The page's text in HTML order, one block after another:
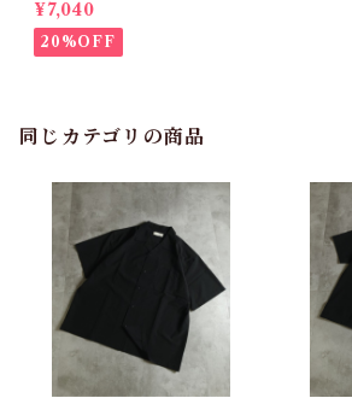
ブラック M2615090
¥7,040
20%OFF
同じカテゴリの商品